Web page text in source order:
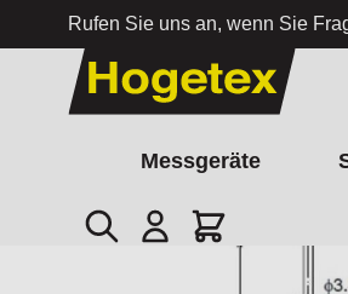
Rufen Sie uns an, wenn Sie
Zum Inhalt springen
Messgeräte
Suche Cart
Verbindungskabel von